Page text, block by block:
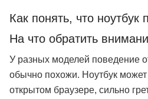
Как понять, что ноутбук
На что обратить
У разных моделей поведение
обычно похожи. Ноутбук
открытом браузере, сильно